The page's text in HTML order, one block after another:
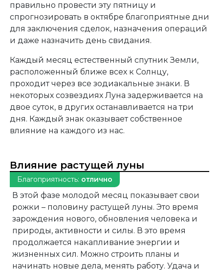
правильно провести эту пятницу и
спрогнозировать в октябре благоприятные дни
для заключения сделок, назначения операций
и даже назначить день свидания.
Каждый месяц естественный спутник Земли,
расположенный ближе всех к Солнцу,
проходит через все зодиакальные знаки. В
некоторых созвездиях Луна задерживается на
двое суток, в других останавливается на три
дня. Каждый знак оказывает собственное
влияние на каждого из нас.
Влияние растущей луны
Благоприятность: отлично
В этой фазе молодой месяц показывает свои
рожки – половину растущей луны. Это время
зарождения нового, обновления человека и
природы, активности и силы. В это время
продолжается накапливание энергии и
жизненных сил. Можно строить планы и
начинать новые дела, менять работу. Удача и